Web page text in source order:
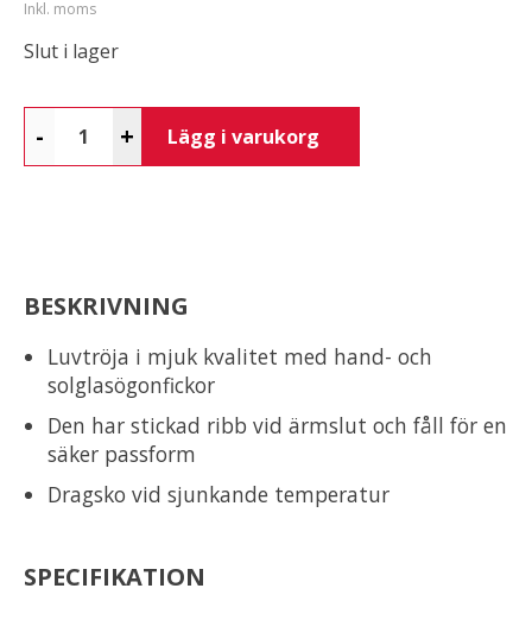
Inkl. moms
Slut i lager
- + Lägg i varukorg
BESKRIVNING
Luvtröja i mjuk kvalitet med hand- och
solglasögonfickor
Den har stickad ribb vid ärmslut och fåll för en
säker passform
Dragsko vid sjunkande temperatur
SPECIFIKATION